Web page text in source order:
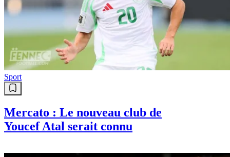
Sport
Mercato : Le nouveau club de
Youcef Atal serait connu